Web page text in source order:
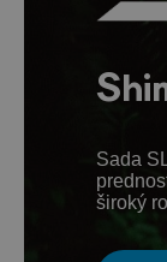
Sada
široký